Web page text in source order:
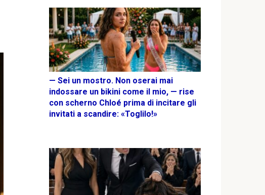
— Sei un mostro. Non oserai mai
indossare un bikini come il mio, — rise
con scherno Chloé prima di incitare gli
invitati a scandire: «Toglilo!»